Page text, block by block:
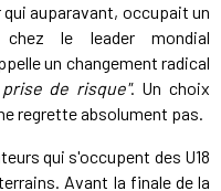
qui auparavant, occupait un
chez le leader mondial
un changement radical
de risque". Un choix
regrette absolument pas.
qui s'occupent des U18
Avant la finale de la